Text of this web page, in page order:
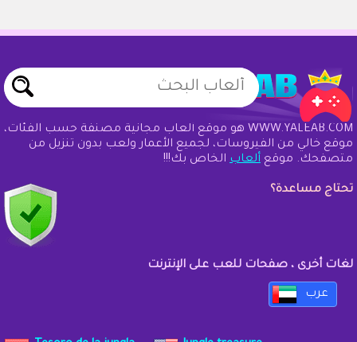
WWW.YALEAB.COM هو موقع ألعاب مجانية مصنفة حسب الفئات،
موقع خالي من الفيروسات، لجميع الأعمار ولعب بدون تنزيل من
متصفحك. موقع ألعاب الخاص بك!!!
تحتاج مساعدة؟
لغات أخرى ، صفحات للعب على الإنترنت
عرب